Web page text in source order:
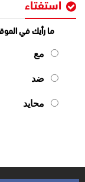
استفتاء
ما رأيك في
مع
ضد
محايد